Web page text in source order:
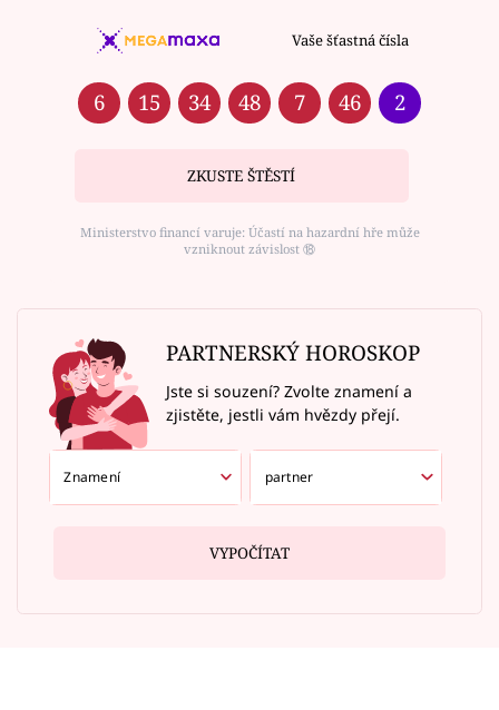
Vaše šťastná čísla
6 15 34 48 7 46 2
ZKUSTE ŠTĚSTÍ
Ministerstvo financí varuje: Účastí na hazardní hře může
vzniknout závislost ⑱
PARTNERSKÝ HOROSKOP
Jste si souzení? Zvolte znamení a
zjistěte, jestli vám hvězdy přejí.
VYPOČÍTAT